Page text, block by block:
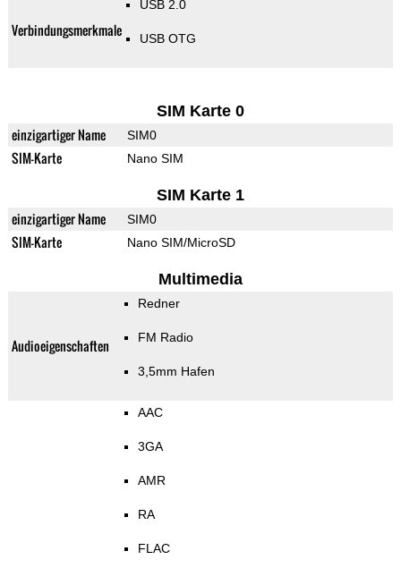
Verbindungsmerkmale
USB 2.0
USB OTG
SIM Karte 0
einzigartiger Name SIM0
SIM-Karte Nano SIM
SIM Karte 1
einzigartiger Name SIM0
SIM-Karte Nano SIM/MicroSD
Multimedia
Audioeigenschaften
Redner
FM Radio
3,5mm Hafen
AAC
3GA
AMR
RA
FLAC